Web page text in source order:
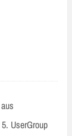
UserGroup